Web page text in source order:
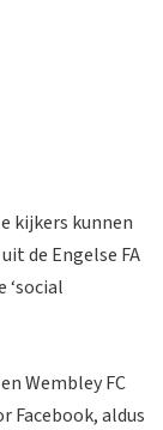
kijkers kunnen
de Engelse FA
‘social
Wembley FC
Facebook, aldus